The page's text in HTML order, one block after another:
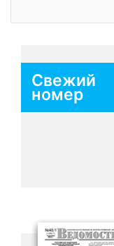
Свежий
номер